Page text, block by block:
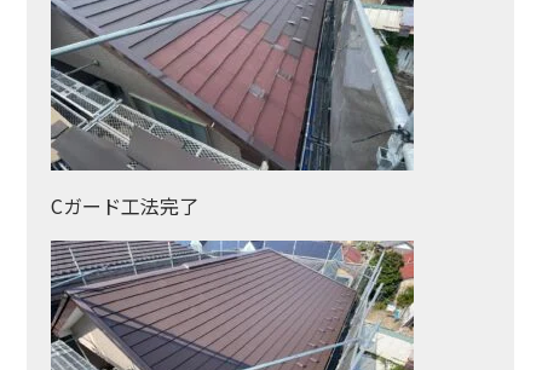
Cガード工法完了